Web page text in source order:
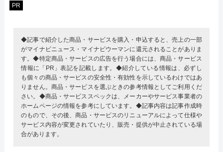
PR
◆記事で紹介した商品・サービスを購入・申込すると、売上の一部
がマイナビニュース・マイナビウーマンに還元されることがありま
す。◆特定商品・サービスの広告を行う場合には、商品・サービス
情報に「PR」表記を記載します。◆紹介している情報は、必ずし
も個々の商品・サービスの安全性・有効性を示しているわけではあ
りません。商品・サービスを選ぶときの参考情報としてご利用くだ
さい。◆商品・サービススペックは、メーカーやサービス事業者の
ホームページの情報を参考にしています。◆記事内容は記事作成時
のもので、その後、商品・サービスのリニューアルによって仕様や
サービス内容が変更されていたり、販売・提供が中止されている場
合があります。